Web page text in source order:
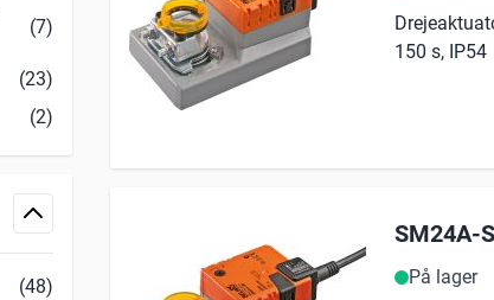
(7)
(23)
(2)
(48)
150 s, IP54
SM24A-
På lager